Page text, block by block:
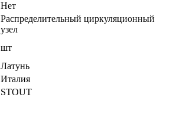
Нет
Распределительный циркуляционный
узел
шт
Латунь
Италия
STOUT